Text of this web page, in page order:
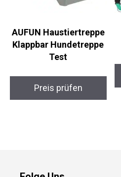
AUFUN Haustiertreppe
Klappbar Hundetreppe
Test
Preis prüfen